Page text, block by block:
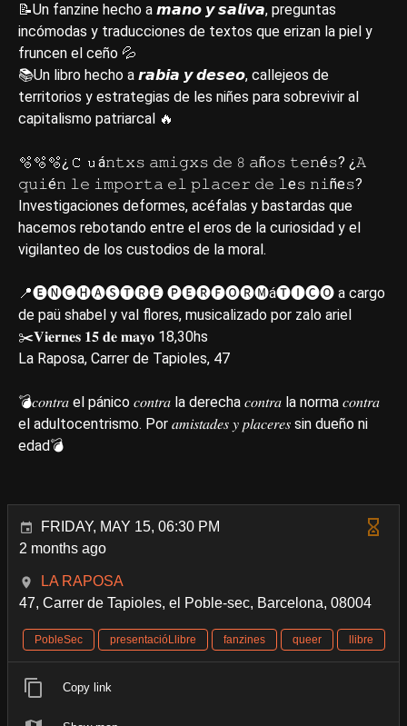
📝Un fanzine hecho a 𝙢𝙖𝙣𝙤 𝙮 𝙨𝙖𝙡𝙞𝙫𝙖, preguntas
incómodas y traducciones de textos que erizan la piel y
fruncen el ceño 💦
📚Un libro hecho a 𝙧𝙖𝙗𝙞𝙖 𝙮 𝙙𝙚𝙨𝙚𝙤, callejeos de
territorios y estrategias de les niñes para sobrevivir al
capitalismo patriarcal 🔥
🫧🫧🫧¿𝙲𝚞á𝚗𝚝𝚡𝚜 𝚊𝚖𝚒𝚐𝚡𝚜 𝚍𝚎 𝟾 𝚊ñ𝚘𝚜 𝚝𝚎𝚗é𝚜? ¿𝙰
𝚚𝚞𝚒é𝚗 𝚕𝚎 𝚒𝚖𝚙𝚘𝚛𝚝𝚊 𝚎𝚕 𝚙𝚕𝚊𝚌𝚎𝚛 𝚍𝚎 𝚕e𝚜 𝚗𝚒ñe𝚜?
Investigaciones deformes, acéfalas y bastardas que
hacemos rebotando entre el eros de la curiosidad y el
vigilanteo de los custodios de la moral.
📍🅔🅝🅒🅗🅐🅢🅣🅡🅔 🅟🅔🅡🅕🅞🅡🅜á🅣🅘🅒🅞 a cargo
de paü shabel y val flores, musicalizado por zalo ariel
✂️𝐕𝐢𝐞𝐫𝐧𝐞𝐬 𝟏𝟓 𝐝𝐞 𝐦𝐚𝐲𝐨 18,30hs
La Raposa, Carrer de Tapioles, 47
💣𝑐𝑜𝑛𝑡𝑟𝑎 el pánico 𝑐𝑜𝑛𝑡𝑟𝑎 la derecha 𝑐𝑜𝑛𝑡𝑟𝑎 la norma 𝑐𝑜𝑛𝑡𝑟𝑎
el adultocentrismo. Por 𝑎𝑚𝑖𝑠𝑡𝑎𝑑𝑒𝑠 𝑦 𝑝𝑙𝑎𝑐𝑒𝑟𝑒𝑠 sin dueño ni
edad💣
FRIDAY, MAY 15, 06:30 PM
2 months ago
LA RAPOSA
47, Carrer de Tapioles, el Poble-sec, Barcelona, 08004
PobleSec presentacióLlibre fanzines queer llibre
Copy link